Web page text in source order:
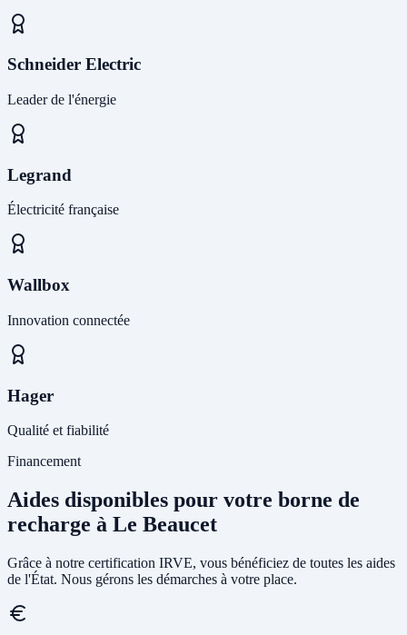
Schneider Electric
Leader de l'énergie
Legrand
Électricité française
Wallbox
Innovation connectée
Hager
Qualité et fiabilité
Financement
Aides disponibles pour votre borne de
recharge à Le Beaucet
Grâce à notre certification IRVE, vous bénéficiez de toutes les aides
de l'État. Nous gérons les démarches à votre place.